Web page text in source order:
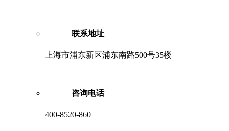
联系地址
上海市浦东新区浦东南路500号35楼
咨询电话
400-8520-860